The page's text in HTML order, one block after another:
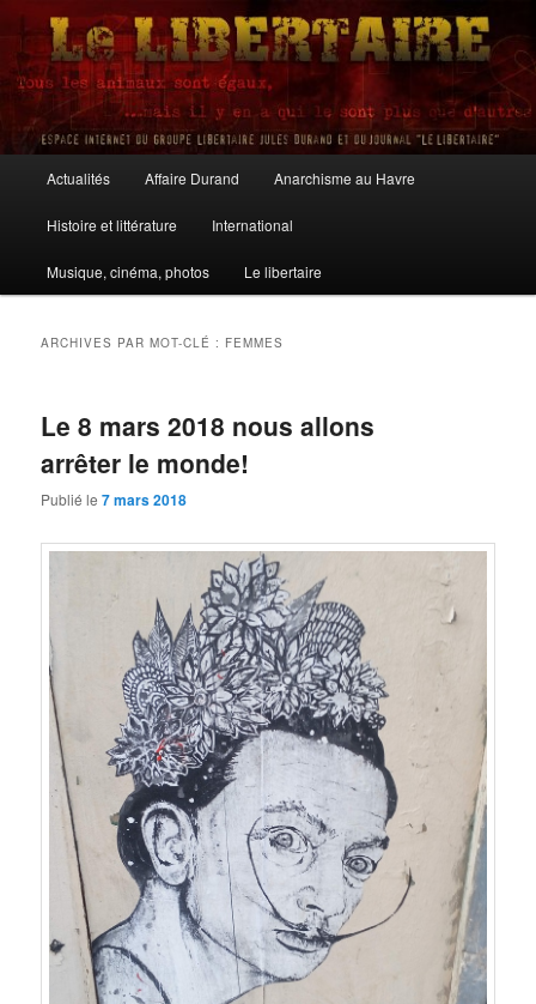
Aller
contenu
principal
Aller
contenu
secondaire
Le Libertaire
principal
Actualités Affaire Durand Anarchisme au Havre
Histoire et littérature International
Musique, cinéma, photos Le libertaire
ARCHIVES PAR MOT-CLÉ : FEMMES
Le 8 mars 2018 nous allons
arrêter le monde!
Publié le7 mars 2018